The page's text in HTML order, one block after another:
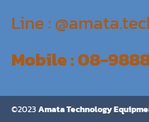
Line :
Mobile : 08-
©2023Amata Technology